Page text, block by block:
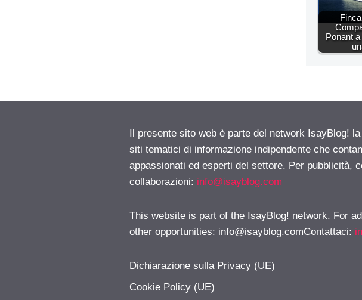
Ponant
Il presente sito web è parte del network IsayBlog!
siti tematici di informazione indipendente che
appassionati ed esperti del settore. Per pubblicità,
collaborazioni: info@isayblog.com
This website is part of the IsayBlog! network. For
other opportunities: info@isayblog.comContattaci:
Dichiarazione sulla Privacy (UE)
Cookie Policy (UE)